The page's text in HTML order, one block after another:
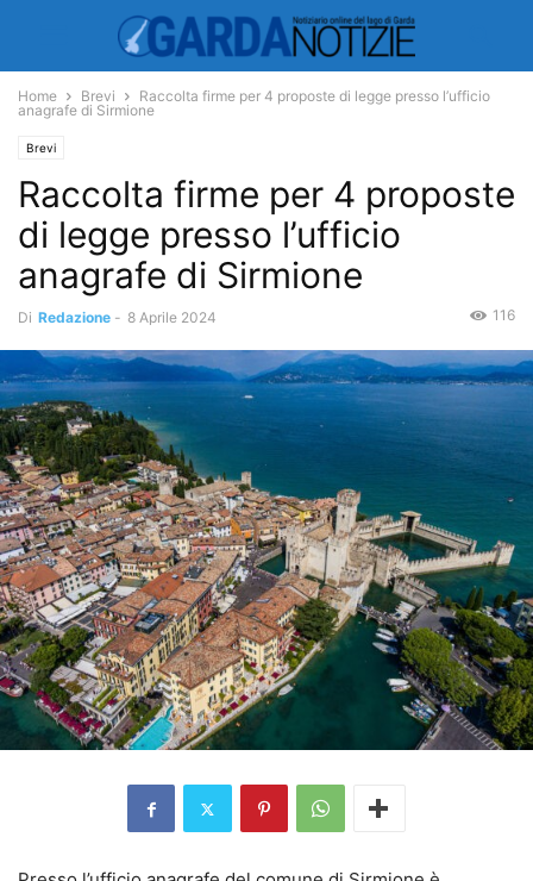
Home Brevi
Raccolta firme per 4 proposte di legge presso l’ufficio
anagrafe di Sirmione
Brevi
Raccolta firme per 4 proposte
di legge presso l’ufficio
anagrafe di Sirmione
Di Redazione - 8 Aprile 2024 116